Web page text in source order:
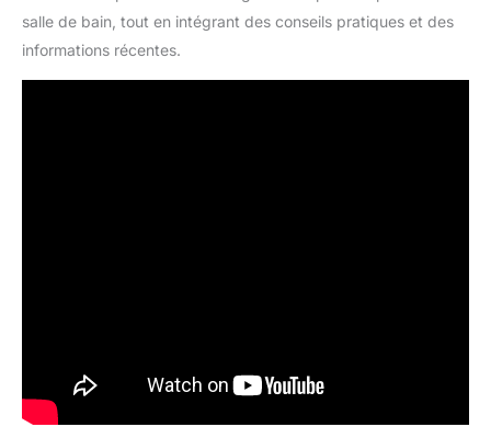
salle de bain, tout en intégrant des conseils pratiques et des
informations récentes.